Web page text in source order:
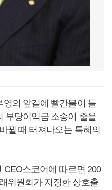
의 앞길에 빨간불이 들
부당이익금 소송이 줄을
뀔 때 터져나오는 특혜의
스코어에 따르면 200
위원회가 지정한 상호출